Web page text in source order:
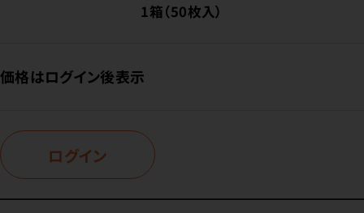
1箱（50枚入）
価格はログイン後表示
ログイン